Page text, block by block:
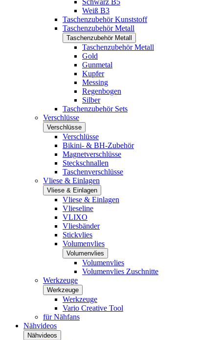
Schwarz B5
Weiß B3
Taschenzubehör Kunststoff
Taschenzubehör Metall
Taschenzubehör Metall
Taschenzubehör Metall
Gold
Gunmetal
Kupfer
Messing
Regenbogen
Silber
Taschenzubehör Sets
Verschlüsse
Verschlüsse
Verschlüsse
Bikini- & BH-Zubehör
Magnetverschlüsse
Steckschnallen
Taschenverschlüsse
Vliese & Einlagen
Vliese & Einlagen
Vliese & Einlagen
Vlieseline
VLIXO
Vliesbänder
Stickvlies
Volumenvlies
Volumenvlies
Volumenvlies
Volumenvlies Zuschnitte
Werkzeuge
Werkzeuge
Werkzeuge
Vario Creative Tool
für Nähfans
Nähvideos
Nähvideos